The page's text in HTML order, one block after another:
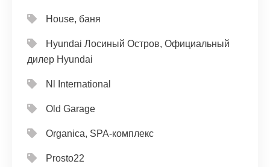
House, баня
Hyundai Лосиный Остров, Официальный
дилер Hyundai
Nl International
Old Garage
Organica, SPA-комплекс
Prosto22